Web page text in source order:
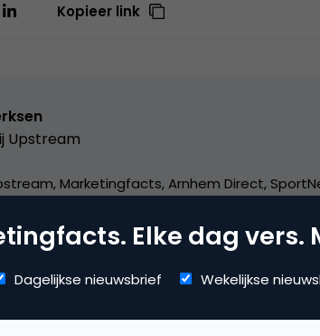
Kopieer link
Upstream
Marketingfacts, Arnhem Direct,
Elke dag vers.
Dagelijkse nieuwsbrief Wekelijkse